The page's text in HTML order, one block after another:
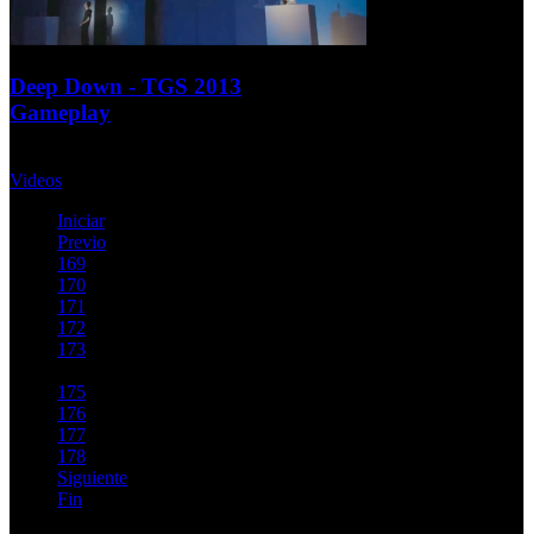
Deep Down - TGS 2013
Gameplay
Videos
Iniciar
Previo
169
170
171
172
173
175
176
177
178
Siguiente
Fin